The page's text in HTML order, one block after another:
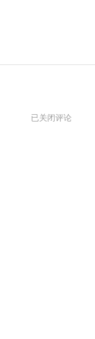
战
已关闭评论